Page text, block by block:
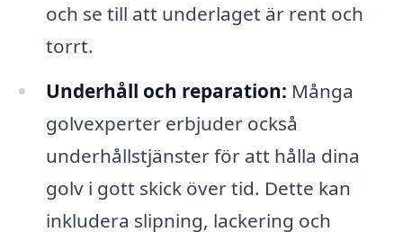
och se till att underlaget är rent och
torrt.
Underhåll och reparation: Många
golvexperter erbjuder också
underhållstjänster för att hålla dina
golv i gott skick över tid. Dette kan
inkludera slipning, lackering och